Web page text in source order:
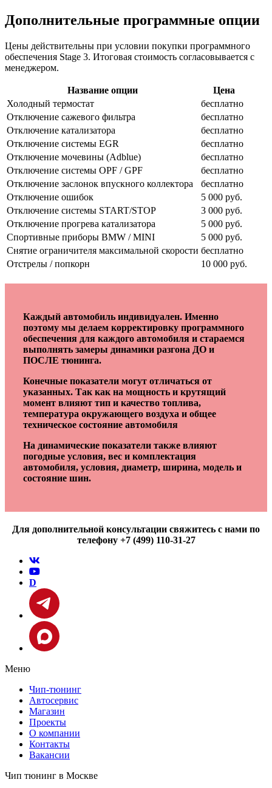
Дополнительные программные опции
Цены действительны при условии покупки программного
обеспечения Stage 3. Итоговая стоимость согласовывается с
менеджером.
Название опции
Цена
Холодный термостат
бесплатно
Отключение сажевого фильтра
бесплатно
Отключение катализатора
бесплатно
Отключение системы EGR
бесплатно
Отключение мочевины (Adblue)
бесплатно
Отключение системы OPF / GPF
бесплатно
Отключение заслонок впускного коллектора
бесплатно
Отключение ошибок
5 000 руб.
Отключение системы START/STOP
3 000 руб.
Отключение прогрева катализатора
5 000 руб.
Спортивные приборы BMW / MINI
5 000 руб.
Снятие ограничителя максимальной скорости бесплатно
Отстрелы / попкорн
10 000 руб.
Каждый автомобиль индивидуален. Именно
поэтому мы делаем корректировку программного
обеспечения для каждого автомобиля и стараемся
выполнять замеры динамики разгона ДО и
ПОСЛЕ тюнинга.
Конечные показатели могут отличаться от
указанных. Так как на мощность и крутящий
момент влияют тип и качество топлива,
температура окружающего воздуха и общее
техническое состояние автомобиля
На динамические показатели также влияют
погодные условия, вес и комплектация
автомобиля, условия, диаметр, ширина, модель и
состояние шин.
Для дополнительной консультации свяжитесь с нами по
телефону +7 (499) 110-31-27
D
Меню
Чип-тюнинг
Автосервис
Магазин
Проекты
О компании
Контакты
Вакансии
Чип тюнинг в Москве